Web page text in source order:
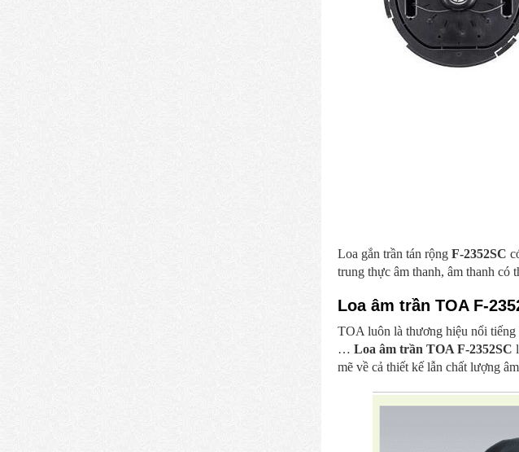
Loa gắn trần tán rộng F-2352SC
trung thực âm thanh, âm thanh có
Loa âm trần TOA F-
TOA luôn là thương hiệu nổi tiếng
… Loa âm trần TOA F-2352SC
mẽ về cả thiết kế lẫn chất lượng